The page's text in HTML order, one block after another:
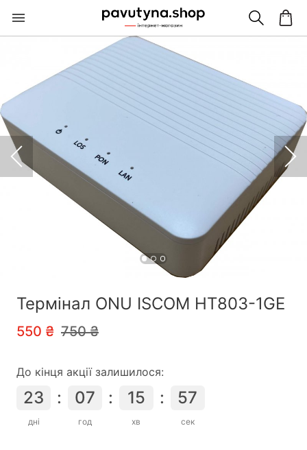
Термінал ONU ISCOM HT803-1GE
550 ₴ 750 ₴
До кінця акції залишилося:
23 : 07 : 15 : 57
дні год хв сек